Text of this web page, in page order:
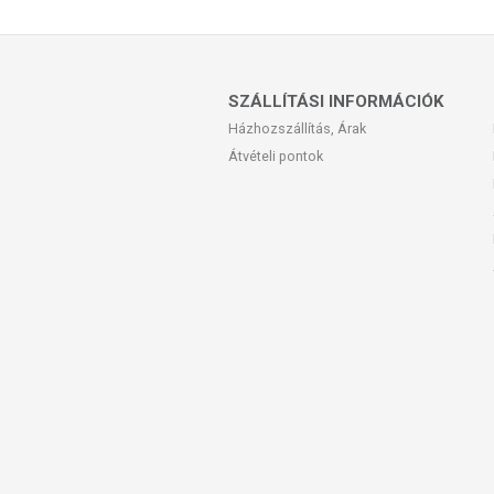
betegséget megelőző vagy gyógyító
A termék nem helyettesíti a
használatát beszélje meg
szedje a készítményt, ha az
SZÁLLÍTÁSI INFORMÁCIÓK
Házhozszállítás, Árak
Átvételi pontok